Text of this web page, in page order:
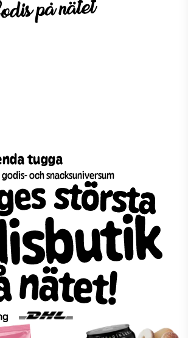
tugga
och snacksuniversum